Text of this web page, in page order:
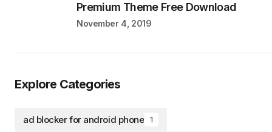
Premium Theme Free Download
November 4, 2019
Explore Categories
ad blocker for android phone 1